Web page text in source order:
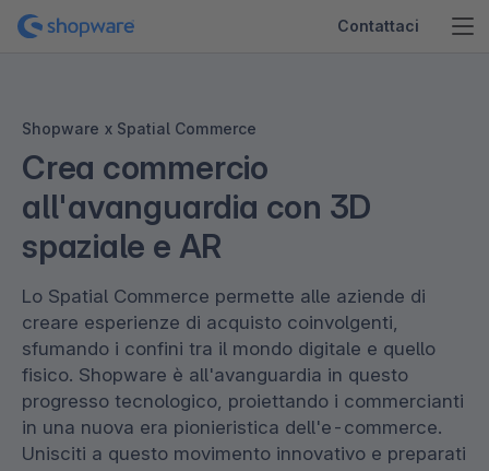
Contattaci
Shopware x Spatial Commerce
Crea commercio
all'avanguardia con 3D
spaziale e AR
Lo Spatial Commerce permette alle aziende di
creare esperienze di acquisto coinvolgenti,
sfumando i confini tra il mondo digitale e quello
fisico. Shopware è all'avanguardia in questo
progresso tecnologico, proiettando i commercianti
in una nuova era pionieristica dell'e-commerce.
Unisciti a questo movimento innovativo e preparati